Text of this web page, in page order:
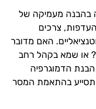
בהבנה מעמיקה של
צרכים
האם מדובר
או שמא בקהל רחב
הבנת הדמוגרפיה
תסייע בהתאמת המסר